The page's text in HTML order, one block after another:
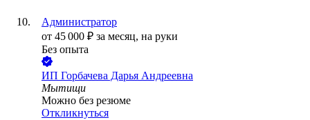
Администратор
от 45 000 ₽ за месяц, на руки
Без опыта
ИП Горбачева Дарья Андреевна
Мытищи
Можно без резюме
Откликнуться